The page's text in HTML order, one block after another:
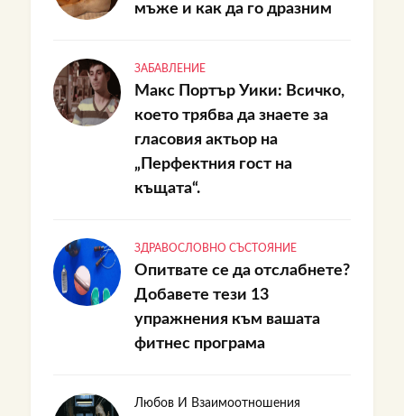
мъже и как да го дразним
ЗАБАВЛЕНИЕ
Макс Портър Уики: Всичко,
което трябва да знаете за
гласовия актьор на
„Перфектния гост на
къщата“.
ЗДРАВОСЛОВНО СЪСТОЯНИЕ
Опитвате се да отслабнете?
Добавете тези 13
упражнения към вашата
фитнес програма
Любов И Взаимоотношения